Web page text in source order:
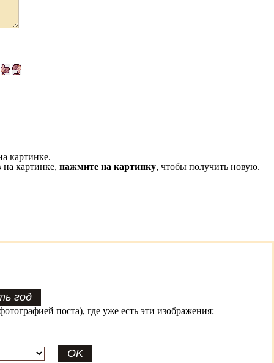
картинке.
картинке, нажмите на картинку, чтобы получить новую.
поста), где уже есть эти изображения: